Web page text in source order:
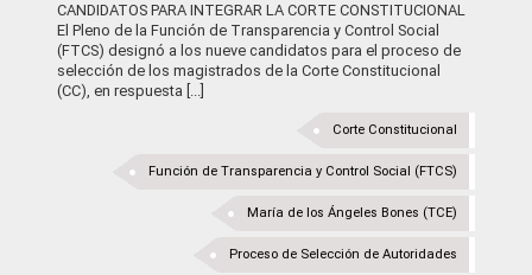
CANDIDATOS PARA INTEGRAR LA CORTE CONSTITUCIONAL
El Pleno de la Función de Transparencia y Control Social
(FTCS) designó a los nueve candidatos para el proceso de
selección de los magistrados de la Corte Constitucional
(CC), en respuesta [...]
Corte Constitucional
Función de Transparencia y Control Social (FTCS)
María de los Ángeles Bones (TCE)
Proceso de Selección de Autoridades